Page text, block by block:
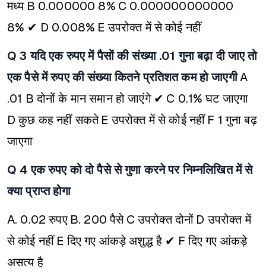
मध्य B 0.000000 8% C 0.000000000000
8% ✔ D 0.008% E उपरोक्त में से कोई नहीं
Q 3 यदि एक रुपए में पैसों की संख्या .01 गुना बढ़ा दी जाए तो
एक पैसे में रुपए की संख्या कितने प्रतिशत कम हो जाएगी A
.01 B दोनों के मान समान हो जाएंगे ✔ C 0.1% घट जाएगा
D कुछ कह नहीं सकते E उपरोक्त में से कोई नहीं F 1 गुना बढ़
जाएगा
Q 4 एक रुपए को दो पैसे से गुणा करने पर निम्नलिखित में से
क्या प्राप्त होगा
A. 0.02 रुपए B. 200 पैसे C उपरोक्त दोनों D उपरोक्त में
से कोई नहीं E दिए गए आंकड़े अशुद्ध है ✔ F दिए गए आंकड़े
असत्य है